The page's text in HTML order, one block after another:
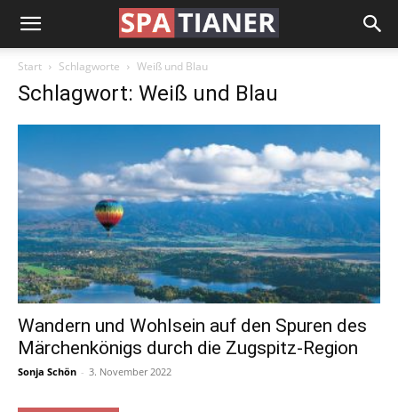
Start Schlagworte Weiß und Blau
Schlagwort: Weiß und Blau
Wandern und Wohlsein auf den Spuren des
Märchenkönigs durch die Zugspitz-Region
Sonja Schön - 3. November 2022